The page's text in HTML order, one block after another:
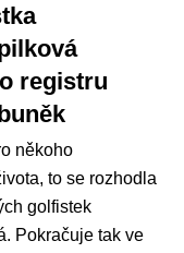
registru
někoho
to se rozhodla
golfistek
Pokračuje tak ve